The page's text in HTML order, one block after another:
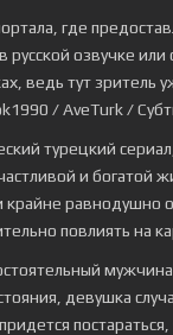
где
русской озвучке
ведь тут зритель
/ AveTurk /
турецкий
и богатой
равнодушно
повлиять на
девушка